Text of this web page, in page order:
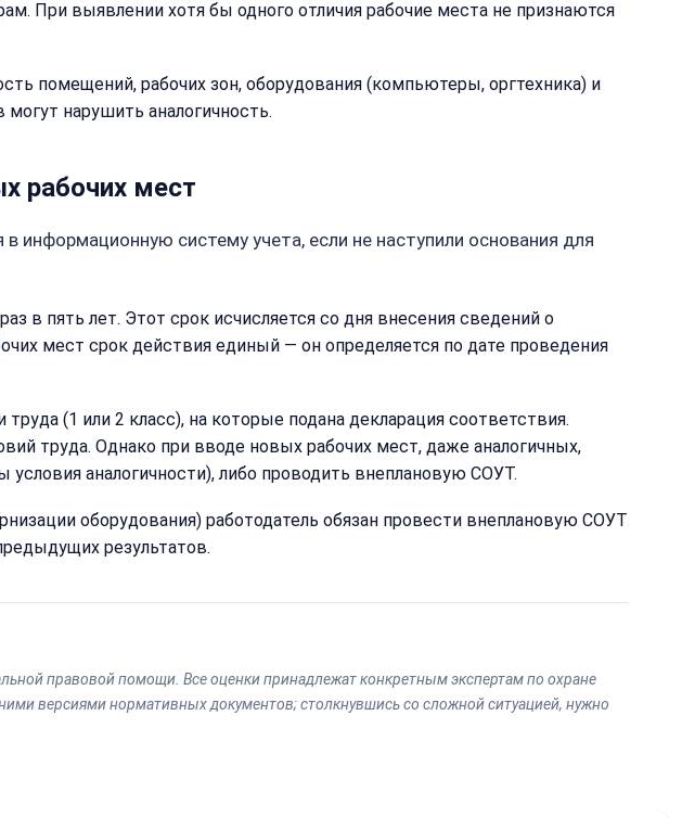
При выявлении хотя бы одного отличия рабочие места не признаются
помещений, рабочих зон, оборудования (компьютеры, оргтехника) и
нарушить аналогичность.
рабочих мест
систему учета, если не наступили основания для
в пять лет. Этот срок исчисляется со дня внесения сведений о
мест срок действия единый — он определяется по дате проведения
(1 или 2 класс), на которые подана декларация соответствия.
труда. Однако при вводе новых рабочих мест, даже аналогичных,
аналогичности), либо проводить внеплановую СОУТ.
оборудования) работодатель обязан провести внеплановую СОУТ
результатов.
правовой помощи. Все оценки принадлежат конкретным экспертам по охране
версиями нормативных документов; столкнувшись со сложной ситуацией, нужно
персональных
данных
в течение
15 минут
Или
нам:
22-
40